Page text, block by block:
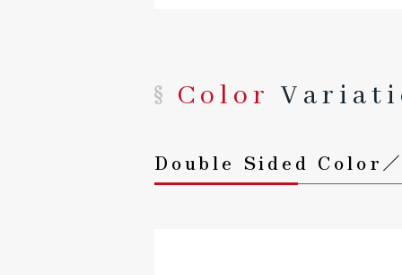
Color
Double Sided Color／